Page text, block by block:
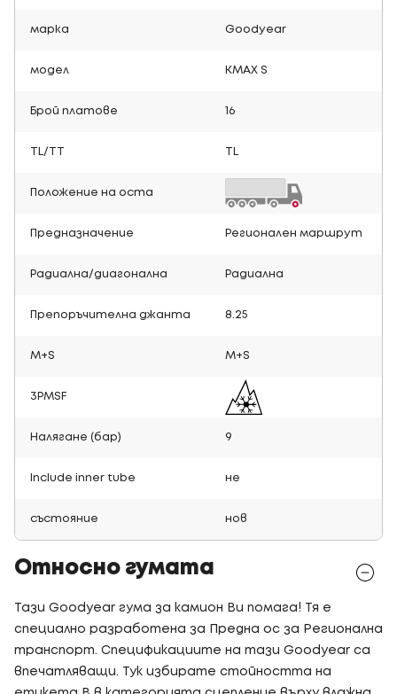
марка Goodyear
модел KMAX S
Брой платове 16
TL/TT
Положение на оста
Предназначение Регионален маршрут
Радиална/диагонална Радиална
Препоръчителна джанта 8.25
M+S M+S
3PMSF
Налягане (бар) 9
Include inner tube не
състояние нов
Относно гумата
Тази Goodyear гума за камион Ви помага! Тя е
специално разработена за Предна ос за Регионална
транспорт. Спецификациите на тази Goodyear са
впечатляващи. Тук избирате стойността на